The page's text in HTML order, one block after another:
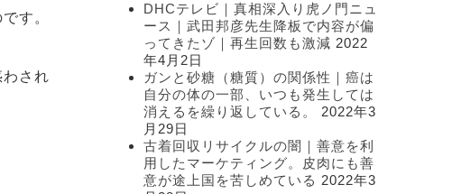
す。
され
DHCテレビ｜真相深入り虎ノ門ニュ
ース｜武田邦彦先生降板で内容が偏
ってきたゾ｜再生回数も激減 2022
年4月2日
ガンと砂糖（糖質）の関係性｜癌は
自分の体の一部、いつも発生しては
消えるを繰り返している。
2022年3
月29日
古着回収リサイクルの闇｜善意を利
用したマーケティング。皮肉にも善
意が途上国を苦しめている 2022年3